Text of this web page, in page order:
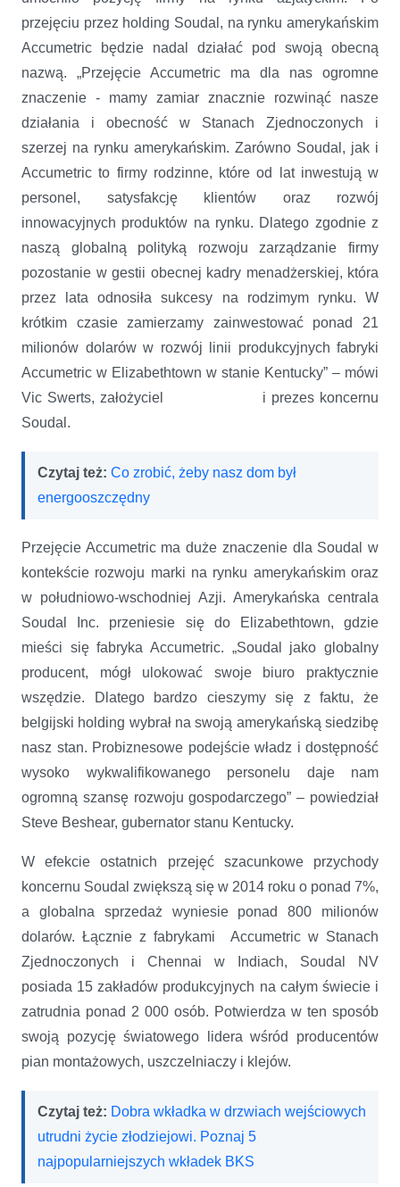
przejęciu przez holding Soudal, na rynku amerykańskim
Accumetric będzie nadal działać pod swoją obecną
nazwą. „Przejęcie Accumetric ma dla nas ogromne
znaczenie - mamy zamiar znacznie rozwinąć nasze
działania i obecność w Stanach Zjednoczonych i
szerzej na rynku amerykańskim. Zarówno Soudal, jak i
Accumetric to firmy rodzinne, które od lat inwestują w
personel, satysfakcję klientów oraz rozwój
innowacyjnych produktów na rynku. Dlatego zgodnie z
naszą globalną polityką rozwoju zarządzanie firmy
pozostanie w gestii obecnej kadry menadżerskiej, która
przez lata odnosiła sukcesy na rodzimym rynku. W
krótkim czasie zamierzamy zainwestować ponad 21
milionów dolarów w rozwój linii produkcyjnych fabryki
Accumetric w Elizabethtown w stanie Kentucky” – mówi
Vic Swerts, założyciel i prezes koncernu
Soudal.
Czytaj też: Co zrobić, żeby nasz dom był
energooszczędny
Przejęcie Accumetric ma duże znaczenie dla Soudal w
kontekście rozwoju marki na rynku amerykańskim oraz
w południowo-wschodniej Azji. Amerykańska centrala
Soudal Inc. przeniesie się do Elizabethtown, gdzie
mieści się fabryka Accumetric. „Soudal jako globalny
producent, mógł ulokować swoje biuro praktycznie
wszędzie. Dlatego bardzo cieszymy się z faktu, że
belgijski holding wybrał na swoją amerykańską siedzibę
nasz stan. Probiznesowe podejście władz i dostępność
wysoko wykwalifikowanego personelu daje nam
ogromną szansę rozwoju gospodarczego” – powiedział
Steve Beshear, gubernator stanu Kentucky.
W efekcie ostatnich przejęć szacunkowe przychody
koncernu Soudal zwiększą się w 2014 roku o ponad 7%,
a globalna sprzedaż wyniesie ponad 800 milionów
dolarów. Łącznie z fabrykami Accumetric w Stanach
Zjednoczonych i Chennai w Indiach, Soudal NV
posiada 15 zakładów produkcyjnych na całym świecie i
zatrudnia ponad 2 000 osób. Potwierdza w ten sposób
swoją pozycję światowego lidera wśród producentów
pian montażowych, uszczelniaczy i klejów.
Czytaj też: Dobra wkładka w drzwiach wejściowych
utrudni życie złodziejowi. Poznaj 5
najpopularniejszych wkładek BKS